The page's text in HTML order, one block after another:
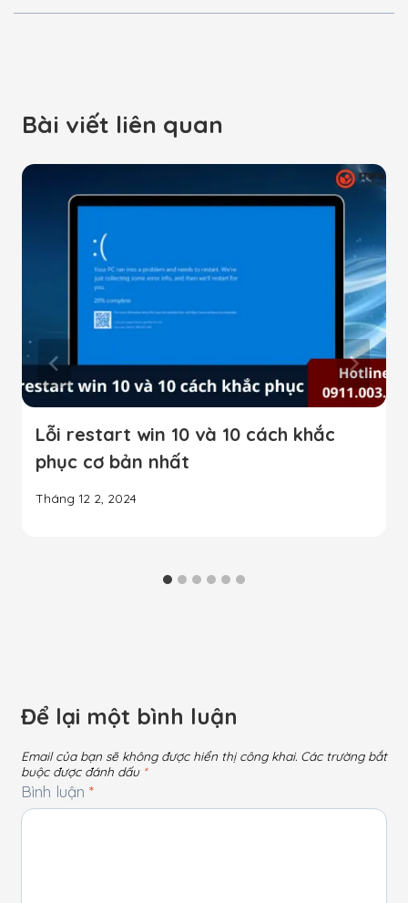
Bài viết liên quan
Lỗi restart win 10 và 10 cách khắc
phục cơ bản nhất
Tháng 12 2, 2024
Để lại một bình luận
Email của bạn sẽ không được hiển thị công khai. Các trường bắt
buộc được đánh dấu *
Bình luận *